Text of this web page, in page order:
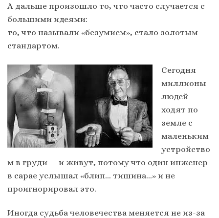
А дальше произошло то, что часто случается с
большими идеями:
то, что называли «безумием», стало золотым
стандартом.
Сегодня
миллионы
людей
ходят по
земле с
маленьким
устройство
м в груди — и живут, потому что один инженер
в сарае услышал «блип… тишина…» и не
проигнорировал это.
Иногда судьба человечества меняется не из-за